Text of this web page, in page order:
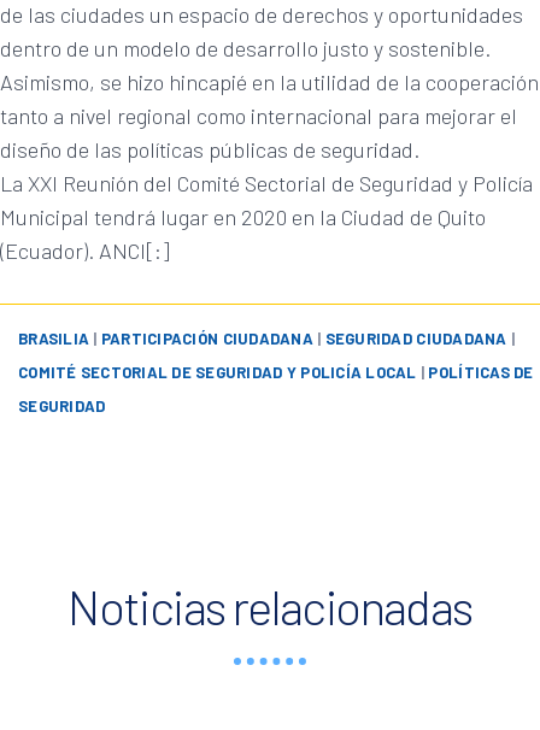
de las ciudades un espacio de derechos y oportunidades
dentro de un modelo de desarrollo justo y sostenible.
Asimismo, se hizo hincapié en la utilidad de la cooperación
tanto a nivel regional como internacional para mejorar el
diseño de las políticas públicas de seguridad.
La XXI Reunión del Comité Sectorial de Seguridad y Policía
Municipal tendrá lugar en 2020 en la Ciudad de Quito
(Ecuador). ANCI[:]
BRASILIA | PARTICIPACIÓN CIUDADANA | SEGURIDAD CIUDADANA |
COMITÉ SECTORIAL DE SEGURIDAD Y POLICÍA LOCAL | POLÍTICAS DE
SEGURIDAD
Noticias relacionadas